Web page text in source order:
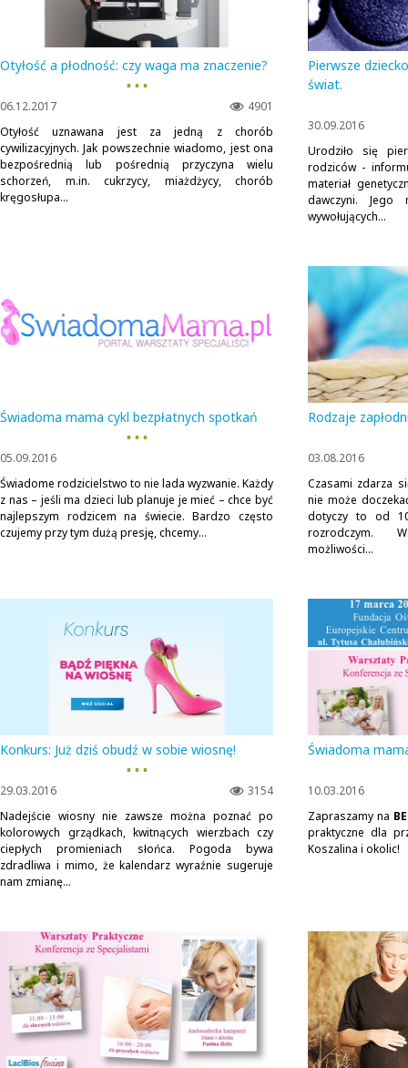
Otyłość a płodność: czy waga ma znaczenie?
▪ ▪ ▪
4901
06.12.2017
Otyłość uznawana jest za jedną z chorób
cywilizacyjnych. Jak powszechnie wiadomo, jest ona
bezpośrednią lub pośrednią przyczyna wielu
schorzeń, m.in. cukrzycy, miażdżycy, chorób
kręgosłupa...
Pierwsze
świat.
30.09.2016
Urodziło się
rodziców -
materiał
dawczyni. Jego
wywołujących...
Świadoma mama cykl bezpłatnych spotkań
▪ ▪ ▪
05.09.2016
Świadome rodzicielstwo to nie lada wyzwanie. Każdy
z nas – jeśli ma dzieci lub planuje je mieć – chce być
najlepszym rodzicem na świecie. Bardzo często
czujemy przy tym dużą presję, chcemy...
Rodzaje
03.08.2016
Czasami zdarza
nie może
dotyczy to od
rozrodczym.
możliwości...
Konkurs: Już dziś obudź w sobie wiosnę!
▪ ▪ ▪
3154
29.03.2016
Nadejście wiosny nie zawsze można poznać po
kolorowych grządkach, kwitnących wierzbach czy
ciepłych promieniach słońca. Pogoda bywa
zdradliwa i mimo, że kalendarz wyraźnie sugeruje
nam zmianę...
Świadoma
10.03.2016
Zapraszamy na
praktyczne dla
Koszalina i okolic!